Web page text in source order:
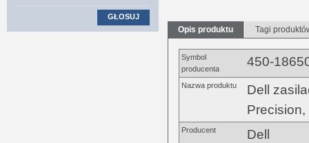
Opis produktu Tagi
Symbol
producenta
450-
Nazwa produktu
Dell
Producent Dell
GŁOSUJ